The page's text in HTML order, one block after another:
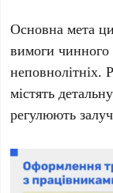
Основна мета
вимоги чинного
неповнолітніх.
містять
регулюють